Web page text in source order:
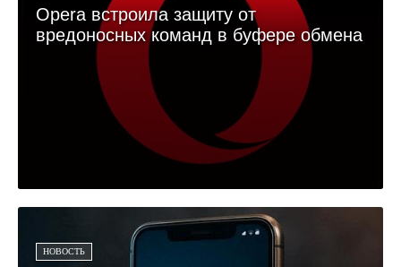
Opera встроила защиту от
вредоносных команд в буфере обмена
НОВОСТЬ